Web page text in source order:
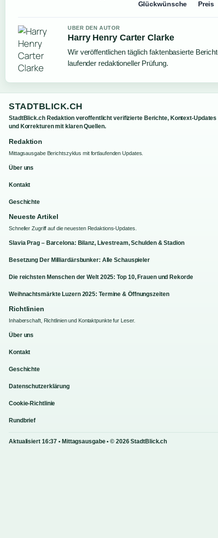
Glückwünsche
Preis
UBER DEN AUTOR
Harry Henry Carter Clarke
Wir veröffentlichen täglich faktenbasierte
laufender redaktioneller Prüfung.
STADTBLICK.CH
StadtBlick.ch Redaktion veroffentlicht verifizierte Berichte, Kontext-Updates
und Korrekturen mit klaren Quellen.
Redaktion
Mittagsausgabe Berichtszyklus mit fortlaufenden Updates.
Über uns
Kontakt
Geschichte
Neueste Artikel
Schneller Zugriff auf die neuesten Redaktions-Updates.
Slavia Prag – Barcelona: Bilanz, Livestream, Schulden & Stadion
Besetzung Der Milliardärsbunker: Alle Schauspieler
Die reichsten Menschen der Welt 2025: Top 10, Frauen und Rekorde
Weihnachtsmärkte Luzern 2025: Termine & Öffnungszeiten
Richtlinien
Inhaberschaft, Richtlinien und Kontaktpunkte fur Leser.
Über uns
Kontakt
Geschichte
Datenschutzerklärung
Cookie-Richtlinie
Rundbrief
Aktualisiert 16:37 • Mittagsausgabe • © 2026 StadtBlick.ch